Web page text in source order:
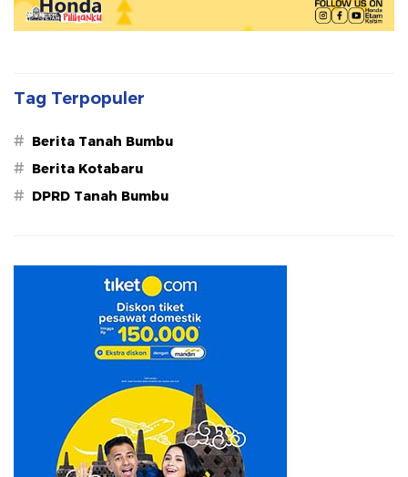
Tag Terpopuler
# Berita Tanah Bumbu
# Berita Kotabaru
# DPRD Tanah Bumbu